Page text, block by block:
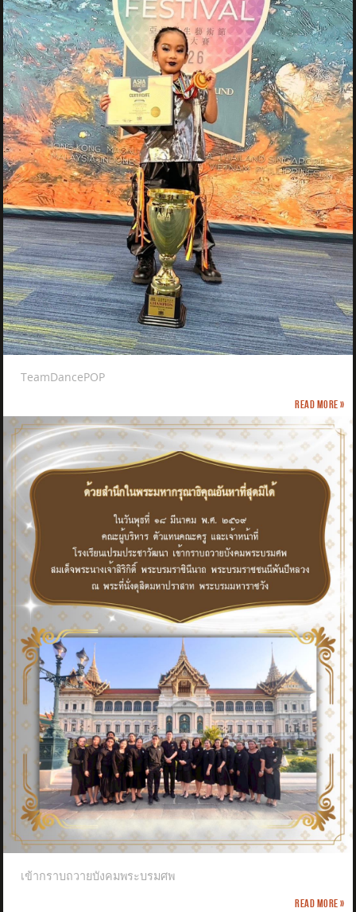
TeamDancePOP
Read more »
เข้ากราบถวายบังคมพระบรมศพ
Read more »